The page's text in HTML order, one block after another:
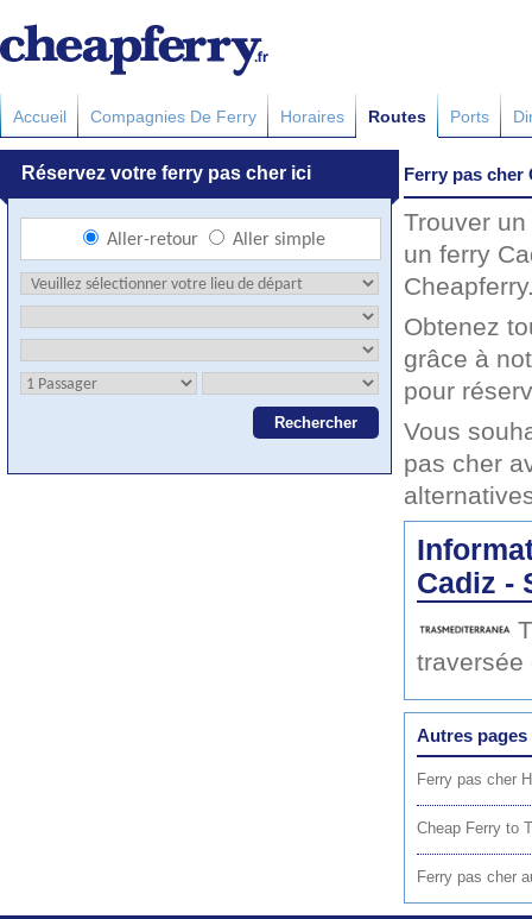
Accueil Compagnies De Ferry Horaires Routes Ports
Ferry pas cher
Trouver
un ferry
Obtenez
grâce à
pour
Vous
pas cher
Cadiz -
traversée
Autres pages
Ferry pas cher
Cheap Ferry to
Ferry pas cher